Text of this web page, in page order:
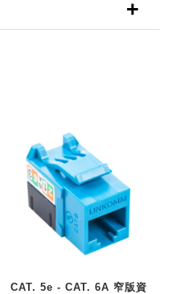
CAT. 5e - CAT. 6A 窄版資